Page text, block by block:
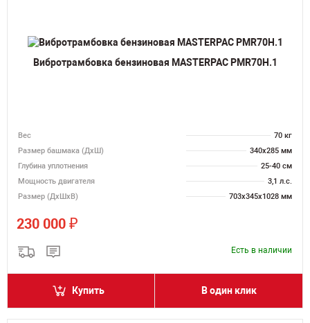
Вибротрамбовка бензиновая MASTERPAC PMR70H.1
Вес
70 кг
Размер башмака (ДхШ)
340х285 мм
Глубина уплотнения
25-40 см
Мощность двигателя
3,1 л.с.
Размер (ДхШхВ)
703х345х1028 мм
230 000 ₽
Есть в наличии
Купить В один клик